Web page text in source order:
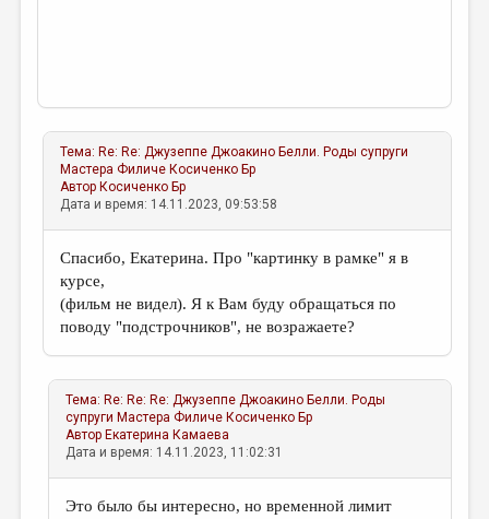
Тема: Re: Re: Джузеппе Джоакино Белли. Роды супруги
Мастера Филиче Косиченко Бр
Автор Косиченко Бр
Дата и время: 14.11.2023, 09:53:58
Спасибо, Екатерина. Про "картинку в рамке" я в
курсе,
(фильм не видел). Я к Вам буду обращаться по
поводу "подстрочников", не возражаете?
Тема: Re: Re: Re: Джузеппе Джоакино Белли. Роды
супруги Мастера Филиче Косиченко Бр
Автор Екатерина Камаева
Дата и время: 14.11.2023, 11:02:31
Это было бы интересно, но временной лимит